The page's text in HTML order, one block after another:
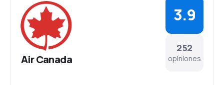
Montreal llamado Aeropuerto Internacional Pierre
Elliott Trudeau. En el que puedes encontrar cafés,
restaurantes, bares y varias tiendas además de
bancos, casas de cambio y acceso a internet.
Servicios Adicionales
Air Canada es la primera aerolínea del mundo que
Air Canada
252
opiniones
3.9